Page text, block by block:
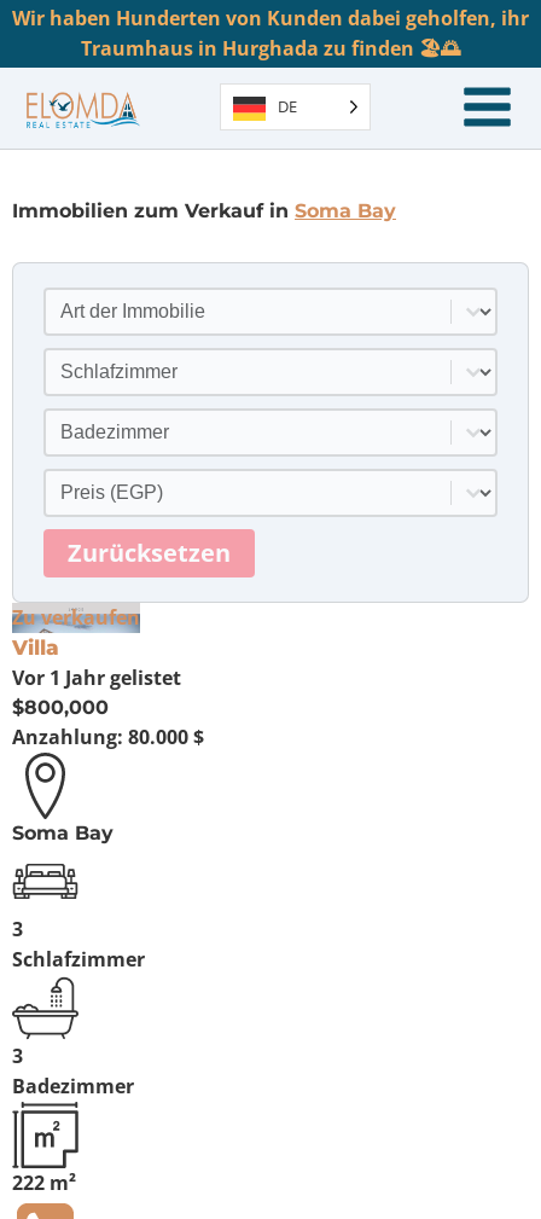
Wir haben Hunderten von Kunden dabei geholfen, ihr
Traumhaus in Hurghada zu finden 🏖️🌅
DE
Immobilien zum Verkauf in Soma Bay
Art der Immobilie
Inhalt auswählen
Schlafzimmer
Inhalt auswählen
Badezimmer
Inhalt auswählen
Preis
Inhalt auswählen
Zurücksetzen
Zu verkaufen
Villa
Vor 1 Jahrgelistet
$800,000
Anzahlung: 80.000 $
Soma Bay
3
Schlafzimmer
3
Badezimmer
222 m²